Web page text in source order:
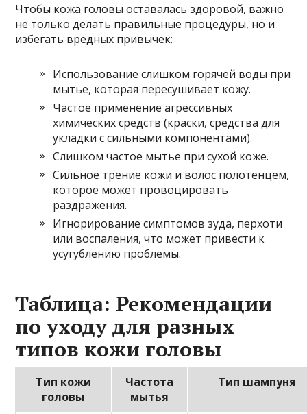
Чтобы кожа головы оставалась здоровой, важно
не только делать правильные процедуры, но и
избегать вредных привычек:
Использование слишком горячей воды при
мытье, которая пересушивает кожу.
Частое применение агрессивных
химических средств (краски, средства для
укладки с сильными компонентами).
Слишком частое мытье при сухой коже.
Сильное трение кожи и волос полотенцем,
которое может провоцировать
раздражения.
Игнорирование симптомов зуда, перхоти
или воспаления, что может привести к
усугублению проблемы.
Таблица: Рекомендации
по уходу для разных
типов кожи головы
Тип кожи
головы
Частота
мытья
Тип шампуня